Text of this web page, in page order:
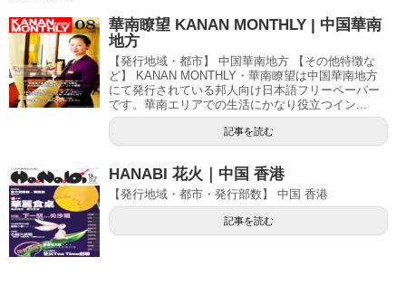
華南瞭望 KANAN MONTHLY | 中国華南
地方
【発行地域・都市】 中国華南地方 【その他特徴な
ど】 KANAN MONTHLY・華南瞭望は中国華南地方
にて発行されている邦人向け日本語フリーペーパー
です。華南エリアでの生活にかなり役立つイン...
記事を読む
HANABI 花火｜中国 香港
【発行地域・都市・発行部数】 中国 香港
記事を読む